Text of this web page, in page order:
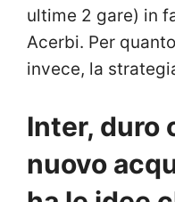
ultime 2 gare) in
Acerbi. Per
invece, la
Inter, duro
nuovo